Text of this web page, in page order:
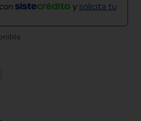
y solicita tu